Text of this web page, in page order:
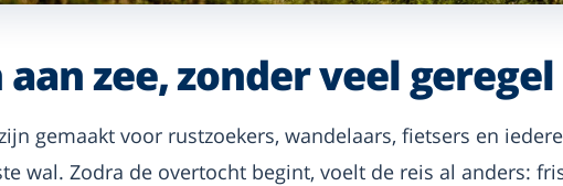
zee, zonder veel geregel
gemaakt voor rustzoekers, wandelaars, fietsers en
wal. Zodra de overtocht begint, voelt de reis al anders: